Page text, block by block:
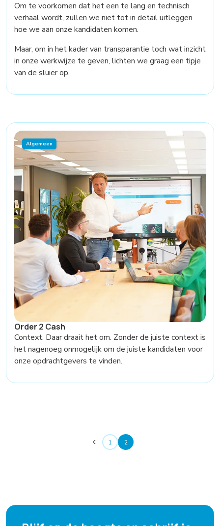
Om te voorkomen dat het een te lang en technisch
verhaal wordt, zullen we niet tot in detail uitleggen
hoe we aan onze kandidaten komen.
Maar, om in het kader van transparantie toch wat inzicht
in onze werkwijze te geven, lichten we graag een tipje
van de sluier op.
Algemeen
Order 2 Cash
Context. Daar draait het om. Zonder de juiste context is
het nagenoeg onmogelijk om de juiste kandidaten voor
onze opdrachtgevers te vinden.
1 2